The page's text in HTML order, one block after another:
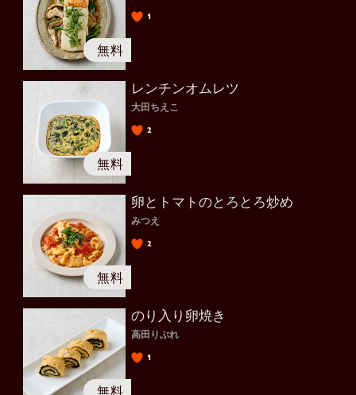
1
レンチンオムレツ
大田ちえこ
2
卵とトマトのとろとろ炒め
みつえ
2
のり入り卵焼き
高田りぶれ
1